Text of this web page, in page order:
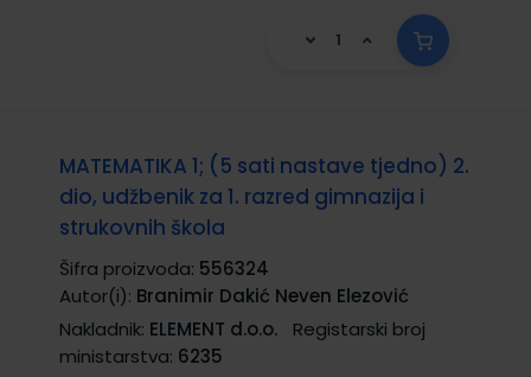
MATEMATIKA 1; (5 sati nastave tjedno) 2.
dio, udžbenik za 1. razred gimnazija i
strukovnih škola
Šifra proizvoda: 556324
Autor(i): Branimir Dakić Neven Elezović
Nakladnik: ELEMENT d.o.o.
Registarski broj
ministarstva: 6235